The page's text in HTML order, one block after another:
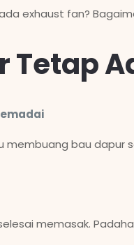
exhaust fan?
Tetap
membuang bau
memasak.